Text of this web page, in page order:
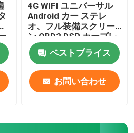
4G WIFI ユニバーサル
Android カー ステレ
オ、フル装備スクリー
ン OBD2 DSP カープレ
イ
ベストプライス
お問い合わせ